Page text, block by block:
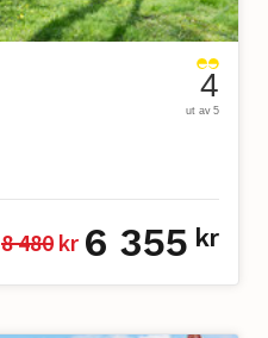
4
ut av 5
8 480 kr 6 355 kr